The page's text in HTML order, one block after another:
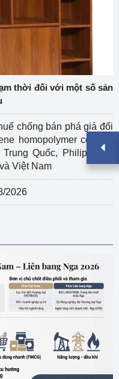
thời đối với một số sản
chống bán phá giá đối
homopolymer có xuất
Quốc, Philippines,
Việt Nam
2026